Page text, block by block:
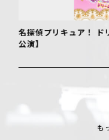
名探偵プリキュア！
公演】
も